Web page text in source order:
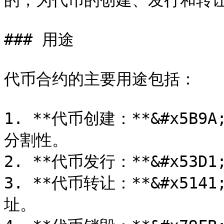
### 用途
代币合约的主要用途包括：
1. **代币创建：**&#x5B9A;
分割性。
2. **代币发行：**&#x53D1;
3. **代币转让：**&#x5141;
址。